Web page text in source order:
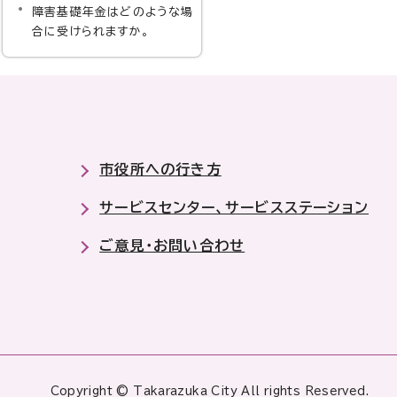
障害基礎年金はどのような場
合に受けられますか。
市役所への行き方
サービスセンター、サービスステーション
ご意見・お問い合わせ
Copyright © Takarazuka City All rights Reserved.